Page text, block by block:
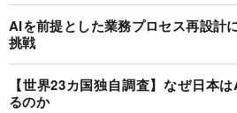
AIを前提とした業務プロセス再設計
挑戦
【世界23カ国独自調査】なぜ日本
るのか